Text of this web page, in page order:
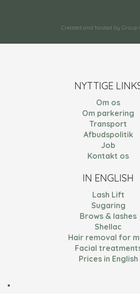
Created and hosted by Group
NYTTIGE
Om os
Om parkering
Transport
Afbudspolitik
Job
Kontakt os
IN ENGLISH
Lash Lift
Sugaring
Brows & lashes
Shellac
Hair removal for
Facial
Prices in English